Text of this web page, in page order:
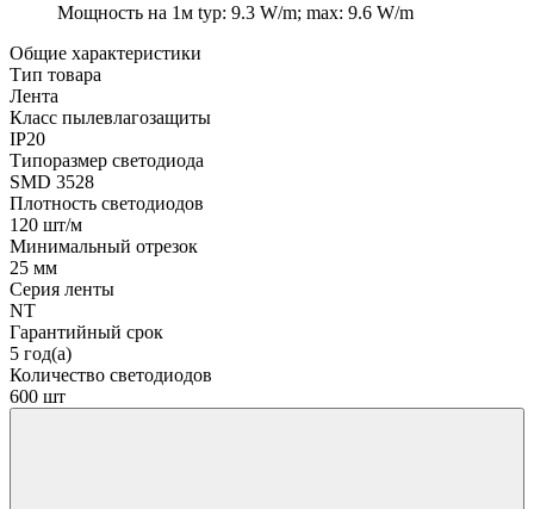
Мощность на 1м typ: 9.3 W/m; max: 9.6 W/m
Общие характеристики
Тип товара
Лента
Класс пылевлагозащиты
IP20
Типоразмер светодиода
SMD 3528
Плотность светодиодов
120 шт/м
Минимальный отрезок
25 мм
Серия ленты
NT
Гарантийный срок
5 год(а)
Количество светодиодов
600 шт